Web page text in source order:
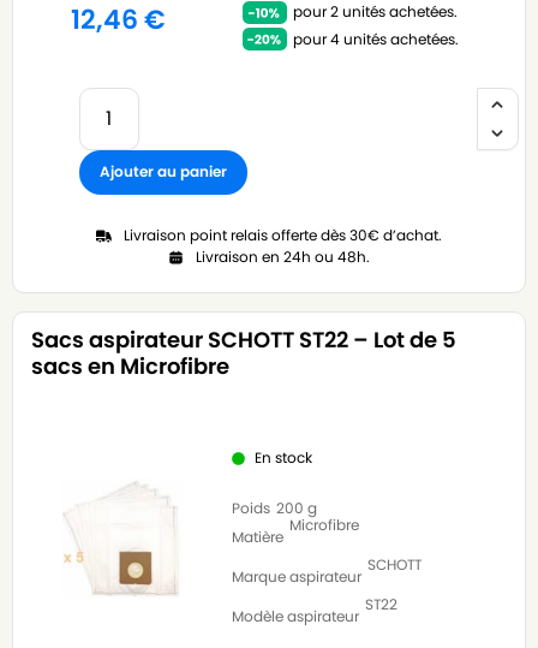
12,46€
pour 2 unités achetées.
pour 4 unités achetées.
Ajouter au panier
Livraison point relais offerte dès 30€ d’achat.
Livraison en 24h ou 48h.
Sacs aspirateur SCHOTT ST22 – Lot de 5
sacs en Microfibre
En stock
Poids 200 g
Matière
Microfibre
Marque aspirateur
SCHOTT
Modèle aspirateur
ST22